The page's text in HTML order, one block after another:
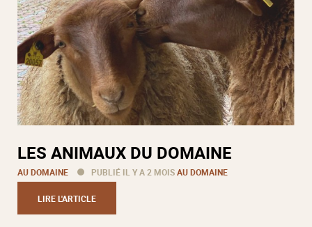
LES ANIMAUX DU DOMAINE
AU DOMAINE PUBLIÉ IL Y A 2 MOISAU DOMAINE
LIRE L'ARTICLE